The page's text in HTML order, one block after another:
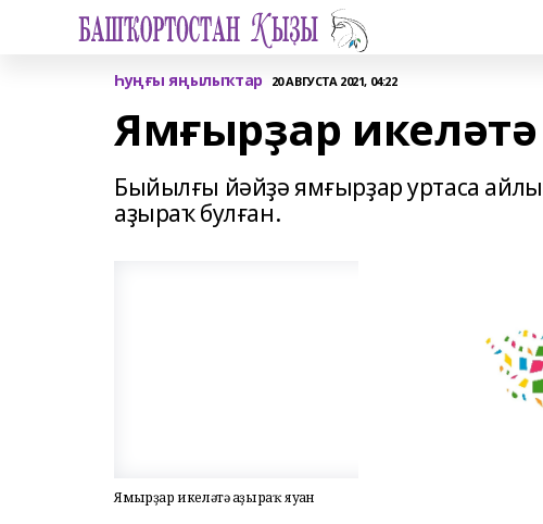
Һуңғы яңылыҡтар 20 АВГУСТА 2021, 04:22
Ямғырҙар
Быйылғы йәйҙә ямғырҙар уртаса
аҙыраҡ булған.
Ямғырҙар икеләтә аҙыраҡ яуған